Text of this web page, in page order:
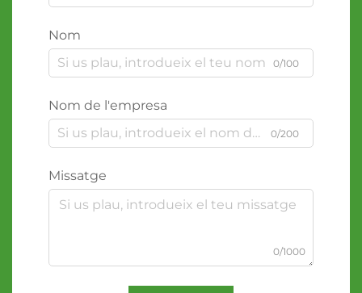
Nom
0/100
Nom de l'empresa
0/200
Missatge
0/1000